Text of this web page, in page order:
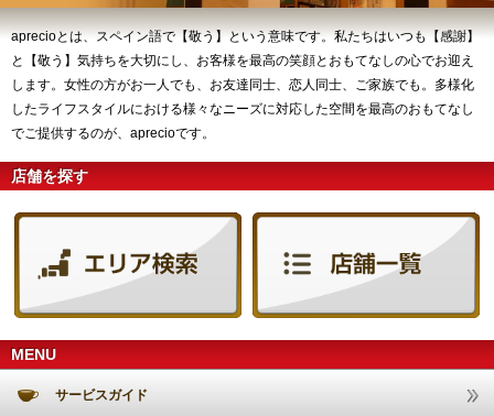
aprecioとは、スペイン語で【敬う】という意味です。私たちはいつも【感謝】
と【敬う】気持ちを大切にし、お客様を最高の笑顔とおもてなしの心でお迎え
します。女性の方がお一人でも、お友達同士、恋人同士、ご家族でも。多様化
したライフスタイルにおける様々なニーズに対応した空間を最高のおもてなし
でご提供するのが、aprecioです。
店舗を探す
MENU
サービスガイド